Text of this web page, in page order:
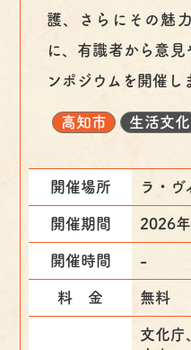
護、さらにその魅
に、有識者から意
ンポジウムを開催し
高知市 生活文化
開催場所 ラ・ヴ
開催期間 2026
開催時間 -
料 金 無料
文化庁